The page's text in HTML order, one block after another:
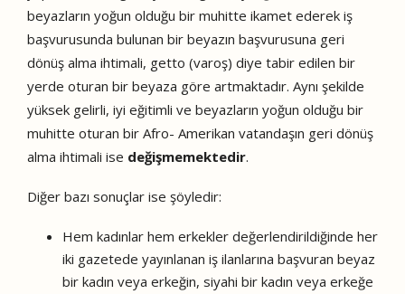
beyazların yoğun olduğu bir muhitte ikamet ederek iş
başvurusunda bulunan bir beyazın başvurusuna geri
dönüş alma ihtimali, getto (varoş) diye tabir edilen bir
yerde oturan bir beyaza göre artmaktadır. Aynı şekilde
yüksek gelirli, iyi eğitimli ve beyazların yoğun olduğu bir
muhitte oturan bir Afro- Amerikan vatandaşın geri dönüş
alma ihtimali ise değişmemektedir.
Diğer bazı sonuçlar ise şöyledir:
Hem kadınlar hem erkekler değerlendirildiğinde her
iki gazetede yayınlanan iş ilanlarına başvuran beyaz
bir kadın veya erkeğin, siyahi bir kadın veya erkeğe